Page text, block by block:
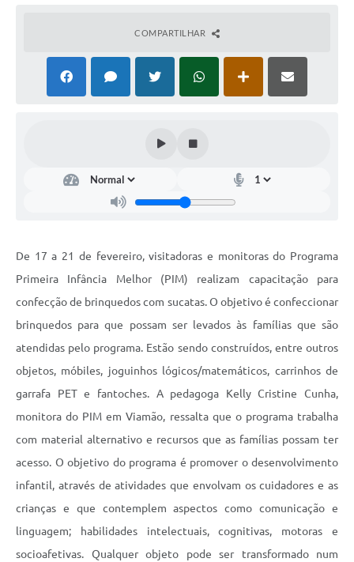
COMPARTILHAR
De 17 a 21 de fevereiro, visitadoras e monitoras do Programa
Primeira Infância Melhor (PIM) realizam capacitação para
confecção de brinquedos com sucatas. O objetivo é confeccionar
brinquedos para que possam ser levados às famílias que são
atendidas pelo programa. Estão sendo construídos, entre outros
objetos, móbiles, joguinhos lógicos/matemáticos, carrinhos de
garrafa PET e fantoches. A pedagoga Kelly Cristine Cunha,
monitora do PIM em Viamão, ressalta que o programa trabalha
com material alternativo e recursos que as famílias possam ter
acesso. O objetivo do programa é promover o desenvolvimento
infantil, através de atividades que envolvam os cuidadores e as
crianças e que contemplem aspectos como comunicação e
linguagem; habilidades intelectuais, cognitivas, motoras e
socioafetivas. Qualquer objeto pode ser transformado num